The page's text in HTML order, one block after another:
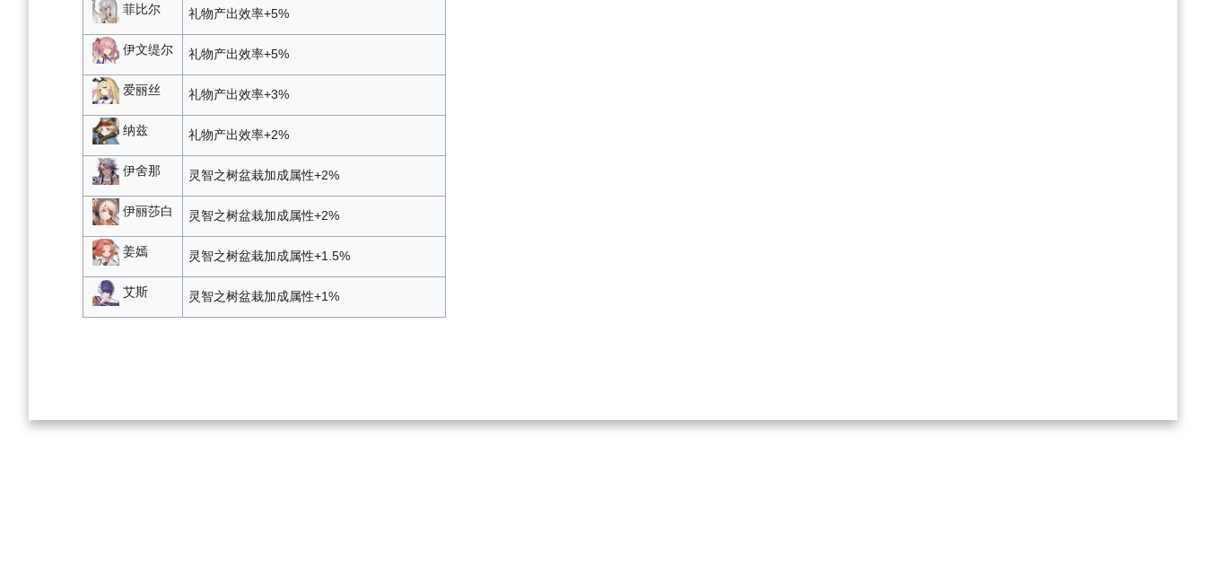
菲比尔 礼物产出效率+5%
伊文缇尔 礼物产出效率+5%
爱丽丝 礼物产出效率+3%
纳兹 礼物产出效率+2%
伊舍那 灵智之树盆栽加成属性+2%
伊丽莎白 灵智之树盆栽加成属性+2%
姜嫣 灵智之树盆栽加成属性+1.5%
艾斯 灵智之树盆栽加成属性+1%